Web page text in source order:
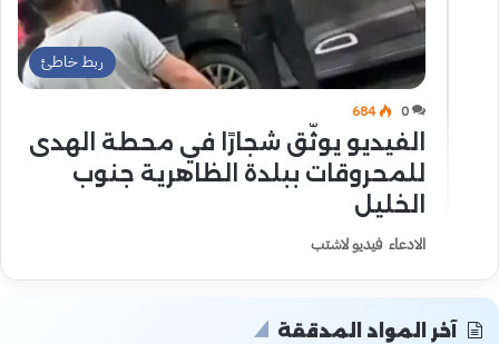
ربط خاطئ
0
684
الفيديو يوثّق شجارًا في محطة الهدى
للمحروقات ببلدة الظاهرية جنوب
الخليل
الادعاء فيديو لاشتب
آخر المواد المدققة